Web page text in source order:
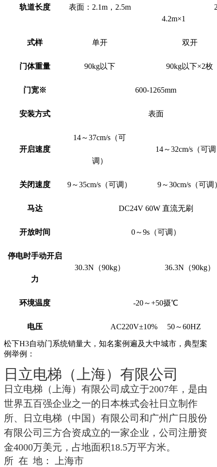
轨道长度
表面：2.1m，2.5m
4.2m×1
式样 单开 双开
门体重量 90kg以下 90kg以下×2枚
门宽※ 600-1265mm
安装方式 表面
开启速度
14～37cm/s（可
调）
14～32cm/s（可
关闭速度 9～35cm/s（可调） 9～30cm/s（可调
马达 DC24V 60W 直流无刷
开放时间 0～9s（可调）
停电时手动开启
力
30.3N（90kg） 36.3N（90kg）
环境温度 -20～+50摄℃
电压 AC220V±10% 50～60HZ
松下H3自动门系统销量大，知名案例遍及大中城市，典型案
例举例：
日立电梯（上海）有限公司
日立电梯（上海）有限公司成立于2007年，是由
世界五百强企业之一的日本株式会社日立制作
所、日立电梯（中国）有限公司和广州广日股份
有限公司三方合资成立的一家企业，公司注册资
金4000万美元，占地面积18.5万平方米。
所 在 地： 上海市